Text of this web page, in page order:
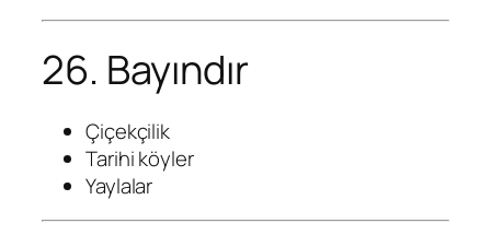
26. Bayındır
Çiçekçilik
Tarihi köyler
Yaylalar